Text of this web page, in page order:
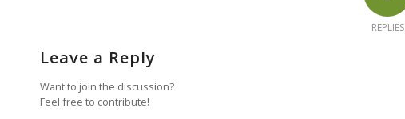
REPLIES
Leave a Reply
Want to join the discussion?
Feel free to contribute!